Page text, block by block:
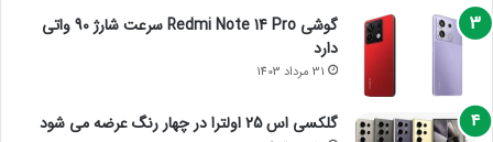
گوشی Redmi Note 14 Pro سرعت شارژ 90 واتی
دارد
31 مرداد 1403
گلکسی اس 25 اولترا در چهار رنگ عرضه می شود